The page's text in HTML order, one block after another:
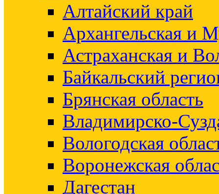
Алтайский край
Архангельская и
Астраханская и
Байкальский
Брянская область
Владимирско-
Вологодская
Воронежская
Дагестан